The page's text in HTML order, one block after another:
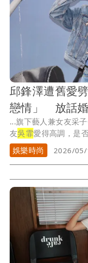
邱鋒澤遭舊愛
戀情」 放話
...旗下藝人兼女友采
友吳霏愛得高調，是
笑表...
娛樂時尚 2026/